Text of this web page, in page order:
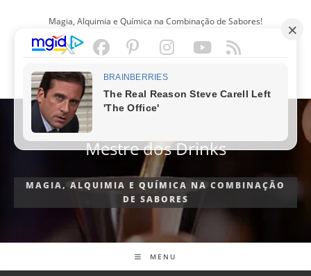
Magia, Alquimia e Química na Combinação de Sabores!
PORTUGUÊS
Mestre dos Drinks
MAGIA, ALQUIMIA E QUÍMICA NA COMBINAÇÃO
DE SABORES
MENU